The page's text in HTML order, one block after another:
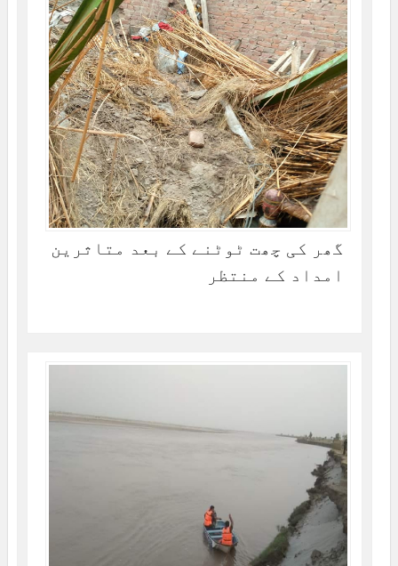
گھر کی چھت ٹوٹنے کے بعد متاثرین
امداد کے منتظر